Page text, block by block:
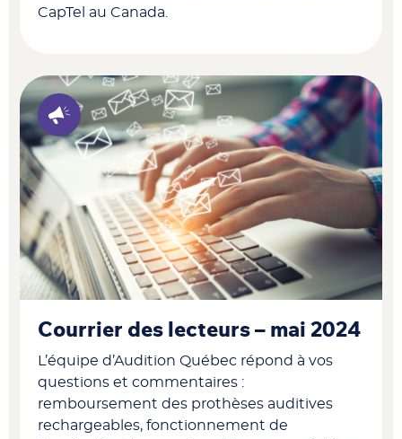
CapTel au Canada.
Courrier des lecteurs – mai 2024
L’équipe d’Audition Québec répond à vos
questions et commentaires :
remboursement des prothèses auditives
rechargeables, fonctionnement de